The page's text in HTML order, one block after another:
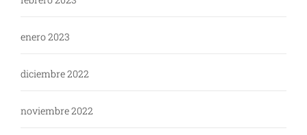
enero 2023
diciembre 2022
noviembre 2022